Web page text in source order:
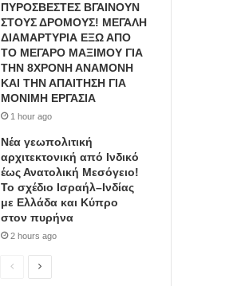
ΠΥΡΟΣΒΕΣΤΕΣ ΒΓΑΙΝΟΥΝ
ΣΤΟΥΣ ΔΡΟΜΟΥΣ! ΜΕΓΑΛΗ
ΔΙΑΜΑΡΤΥΡΙΑ ΕΞΩ ΑΠΟ
ΤΟ ΜΕΓΑΡΟ ΜΑΞΙΜΟΥ ΓΙΑ
ΤΗΝ 8ΧΡΟΝΗ ΑΝΑΜΟΝΗ
ΚΑΙ ΤΗΝ ΑΠΑΙΤΗΣΗ ΓΙΑ
ΜΟΝΙΜΗ ΕΡΓΑΣΙΑ
1 hour ago
Νέα γεωπολιτική
αρχιτεκτονική από Ινδικό
έως Ανατολική Μεσόγειο!
Το σχέδιο Ισραήλ–Ινδίας
με Ελλάδα και Κύπρο
στον πυρήνα
2 hours ago